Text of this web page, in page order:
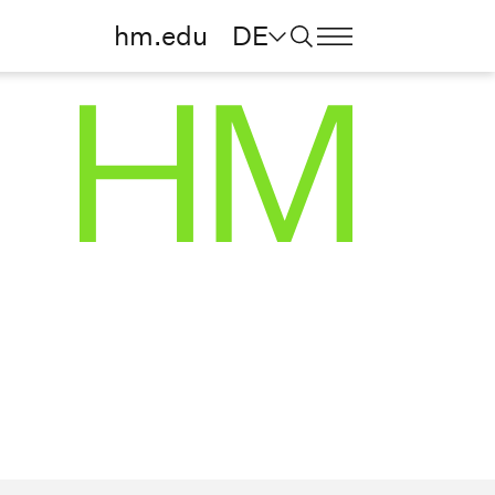
hm.edu DE